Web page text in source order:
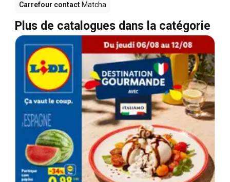
Carrefour contact Matcha
Plus de catalogues dans la catégorie